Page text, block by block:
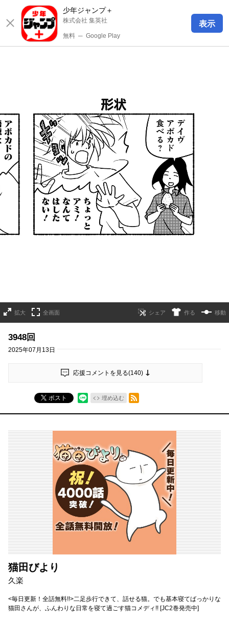
少年ジャンプ＋
株式会社 集英社
無料 ─ Google Play
表示
拡大 全画面 作る 移動
3948回
2025年07月13日
応援コメントを見る(140)
ポスト 埋め込む
RSSフィード
猫田びより
久楽
<毎日更新！全話無料!!>二足歩行できて、話せる猫。でも基本寝てばっかりな
猫田さんが、ふんわりな日常を寝て過ごす猫コメディ!! [JC2巻発売中]